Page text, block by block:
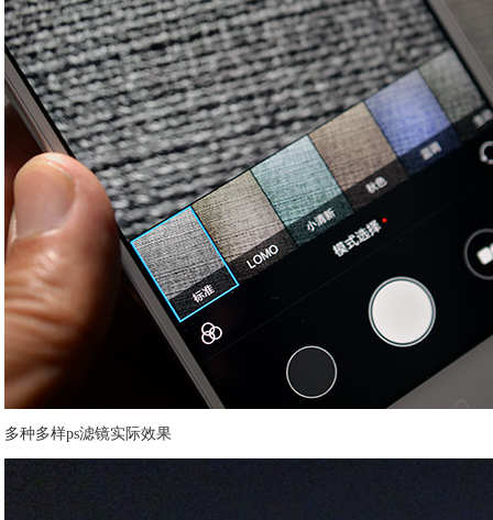
多种多样ps滤镜实际效果